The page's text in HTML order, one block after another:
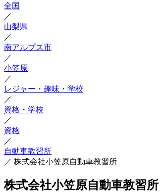
全国
／
山梨県
／
南アルプス市
／
小笠原
／
レジャー・趣味・学校
／
資格・学校
／
資格
／
自動車教習所
／ 株式会社小笠原自動車教習所
株式会社小笠原自動車教習所